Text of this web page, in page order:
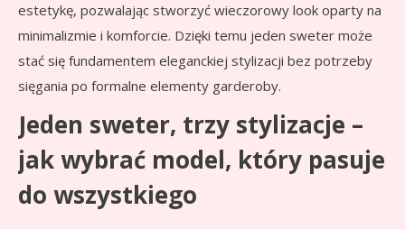
estetykę, pozwalając stworzyć wieczorowy look oparty na
minimalizmie i komforcie. Dzięki temu jeden sweter może
stać się fundamentem eleganckiej stylizacji bez potrzeby
sięgania po formalne elementy garderoby.
Jeden sweter, trzy stylizacje –
jak wybrać model, który pasuje
do wszystkiego